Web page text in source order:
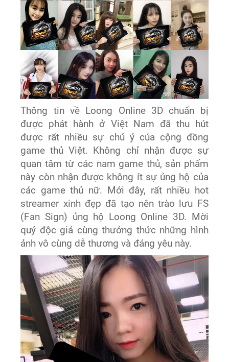
Thông tin về Loong Online 3D chuẩn bị
được phát hành ở Việt Nam đã thu hút
được rất nhiều sự chú ý của cộng đồng
game thủ Việt. Không chỉ nhận được sự
quan tâm từ các nam game thủ, sản phẩm
này còn nhận được không ít sự ủng hộ của
các game thủ nữ. Mới đây, rất nhiều hot
streamer xinh đẹp đã tạo nên trào lưu FS
(Fan Sign) ủng hộ Loong Online 3D. Mời
quý độc giả cùng thưởng thức những hình
ảnh vô cùng dễ thương và đáng yêu này.